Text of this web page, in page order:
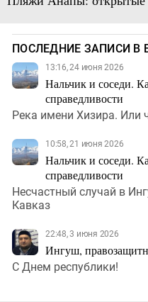
ПОСЛЕДНИЕ ЗАПИСИ В
13:16, 24 июня 2026
Нальчик и соседи.
справедливости
Река имени Хизира. Или
10:58, 21 июня 2026
Нальчик и соседи.
справедливости
Несчастный случай в
Кавказ
22:48, 3 июня 2026
Ингуш,
С Днем республики!